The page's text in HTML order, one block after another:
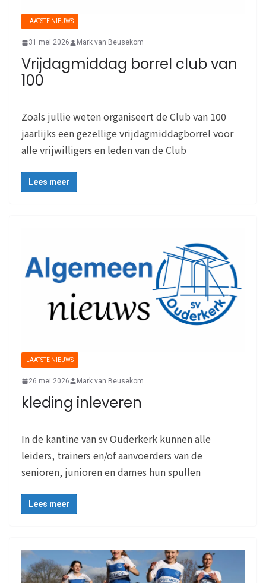
LAATSTE NIEUWS
31 mei 2026 Mark van Beusekom
Vrijdagmiddag borrel club van
100
Zoals jullie weten organiseert de Club van 100
jaarlijks een gezellige vrijdagmiddagborrel voor
alle vrijwilligers en leden van de Club
Lees meer
LAATSTE NIEUWS
26 mei 2026 Mark van Beusekom
kleding inleveren
In de kantine van sv Ouderkerk kunnen alle
leiders, trainers en/of aanvoerders van de
senioren, junioren en dames hun spullen
Lees meer